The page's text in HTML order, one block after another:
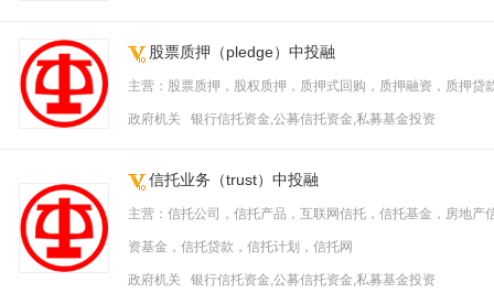
股票质押（pledge）中投融
主营：股票质押，股权质押，质押式回购，质押融资，质押贷
政府机关 银行信托资金,公募信托资金,私募基金投资
信托业务（trust）中投融
主营：信托公司，信托产品，互联网信托，信托基金，房地
资基金，信托贷款，信托计划，信托网
政府机关 银行信托资金,公募信托资金,私募基金投资